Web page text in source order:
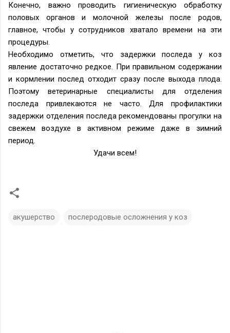
Конечно, важно проводить гигиеническую обработку
половых органов и молочной железы после родов,
главное, чтобы у сотрудников хватало времени на эти
процедуры.
Необходимо отметить, что задержки последа у коз
явление достаточно редкое. При правильном содержании
и кормлении послед отходит сразу после выхода плода.
Поэтому ветеринарные специалисты для отделения
последа привлекаются не часто. Для профилактики
задержки отделения последа рекомендованы прогулки на
свежем воздухе в активном режиме даже в зимний
период.
Удачи всем!
акушерство послеродовые осложнения у коз